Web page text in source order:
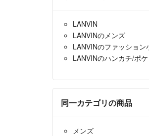
LANVIN
LANVINのメンズ
LANVINのファッション
LANVINのハンカチ/ポ
同一カテゴリの商品
メンズ